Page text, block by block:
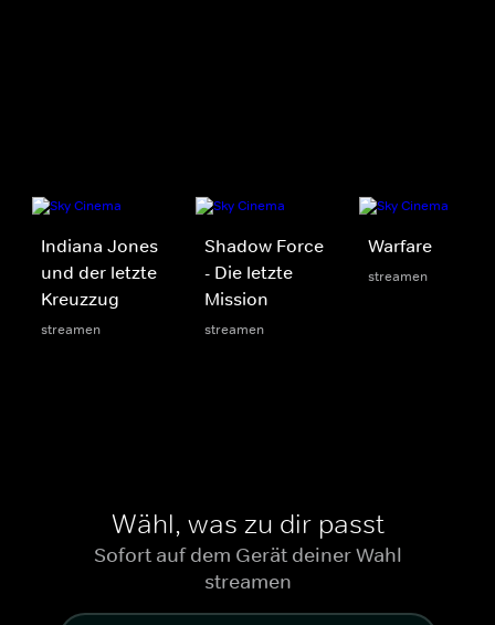
Indiana Jones
und der letzte
Kreuzzug
streamen
Shadow Force
- Die letzte
Mission
streamen
Warfare
streamen
Wähl, was zu dir passt
Sofort auf dem Gerät deiner Wahl
streamen